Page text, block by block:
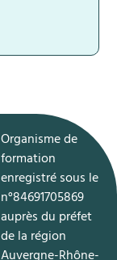
​Organisme de
formation
enregistré sous le
n°84691705869
auprès du préfet
de la région